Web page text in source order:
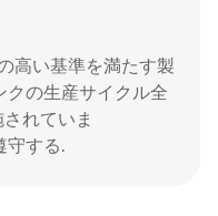
高い基準を満たす製
クの生産サイクル全
れていま
する.